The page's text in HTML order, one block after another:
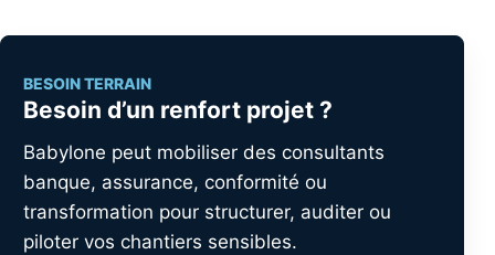
BESOIN TERRAIN
Besoin d’un renfort projet ?
Babylone peut mobiliser des consultants
banque, assurance, conformité ou
transformation pour structurer, auditer ou
piloter vos chantiers sensibles.